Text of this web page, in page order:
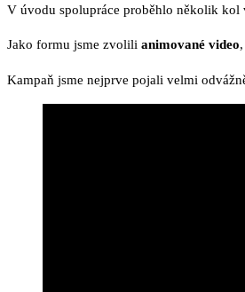
V úvodu spolupráce proběhlo několik kol
Jako formu jsme zvolili animované video
Kampaň jsme nejprve pojali velmi